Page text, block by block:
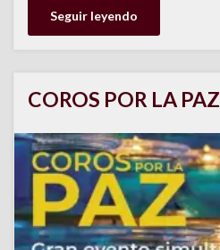
Seguir leyendo
COROS POR LA PAZ